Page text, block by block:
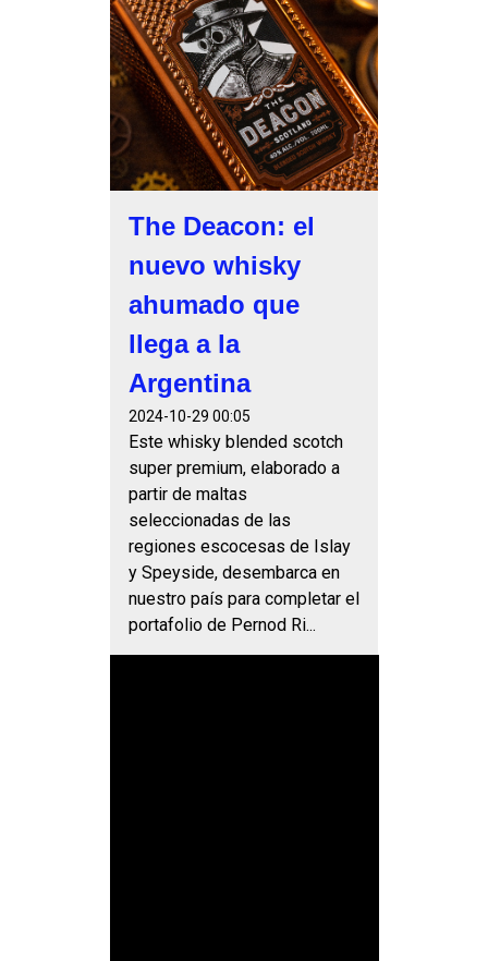
The Deacon: el
nuevo whisky
ahumado que
llega a la
Argentina
2024-10-29 00:05
Este whisky blended scotch
super premium, elaborado a
partir de maltas
seleccionadas de las
regiones escocesas de Islay
y Speyside, desembarca en
nuestro país para completar el
portafolio de Pernod Ri...